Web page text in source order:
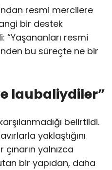
resmi mercilere
bir destek
“Yaşananları resmi
bu süreçte ne bir
laubaliydiler”
belirtildi.
yaklaştığını
çınarın yalnızca
bir yapıdan, daha